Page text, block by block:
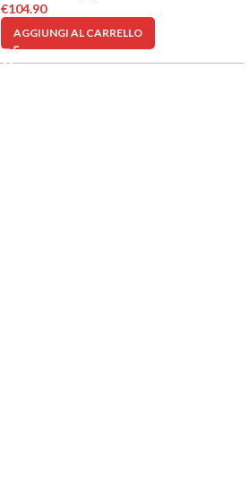
€104.90
AGGIUNGI AL CARRELLO